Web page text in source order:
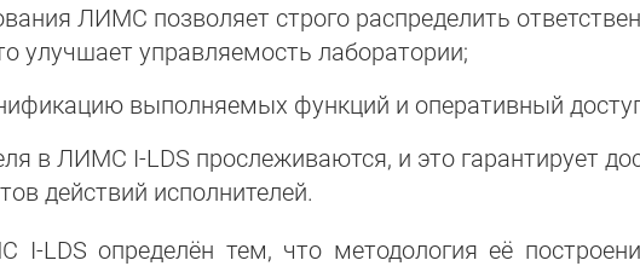
ЛИМС позволяет строго распределить
улучшает управляемость лаборатории;
выполняемых функций и оперативный
в ЛИМС I-LDS прослеживаются, и это гарантирует
действий исполнителей.
LDS определён тем, что методология её